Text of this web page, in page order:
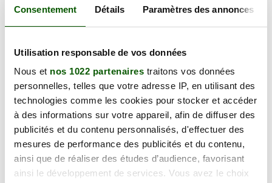
Consentement Détails Paramètres des annonces
Utilisation responsable de vos données
Nous et nos 1022 partenaires traitons vos données
personnelles, telles que votre adresse IP, en utilisant des
technologies comme les cookies pour stocker et accéder
à des informations sur votre appareil, afin de diffuser des
publicités et du contenu personnalisés, d'effectuer des
mesures de performance des publicités et du contenu,
ainsi que de réaliser des études d’audience, favorisant
ainsi le développement de services. Vous avez le choix
126.00 €
68000 Colmar
En forte demande
130.00 €
43 Rue du Dr Alphonse Kienzler,
68200 Mulhouse
Annulation Gratuite jusqu'à 48h
vendredi 25 septembre 2026
lundi 28 septembre 2026